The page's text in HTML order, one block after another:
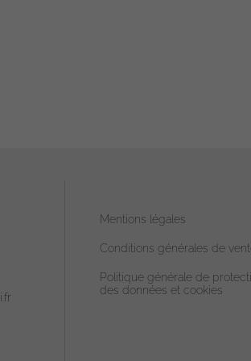
Mentions légales
Conditions générales de
Politique générale de
des données et cookies